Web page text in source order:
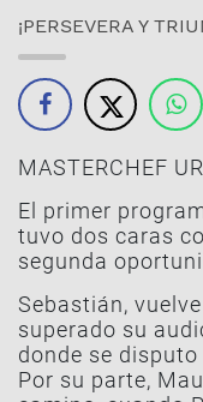
¡PERSEVERA Y
MASTERCHEF
El primer
tuvo dos caras
segunda
Sebastián,
superado su
donde se
Por su parte,